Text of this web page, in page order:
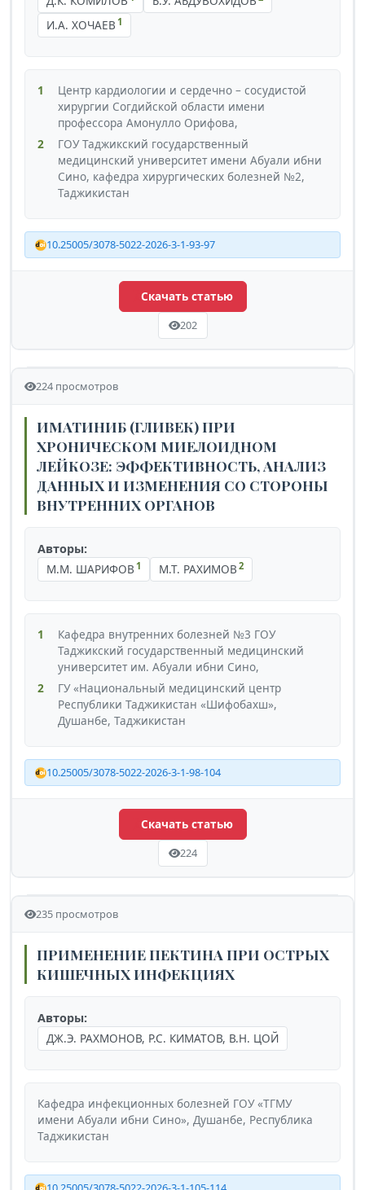
И.А. ХОЧАЕВ 1
1
Центр кардиологии и сердечно – сосудистой
хирургии Согдийской области имени
профессора Амонулло Орифова,
2
ГОУ Таджикский государственный
медицинский университет имени Абуали ибни
Сино, кафедра хирургических болезней №2,
Таджикистан
10.25005/3078-5022-2026-3-1-93-97
Скачать статью
202
224 просмотров
ИМАТИНИБ (ГЛИВЕК) ПРИ
ХРОНИЧЕСКОМ МИЕЛОИДНОМ
ЛЕЙКОЗЕ: ЭФФЕКТИВНОСТЬ, АНАЛИЗ
ДАННЫХ И ИЗМЕНЕНИЯ СО СТОРОНЫ
ВНУТРЕННИХ ОРГАНОВ
Авторы:
М.М. ШАРИФОВ 1 М.Т. РАХИМОВ 2
1
Кафедра внутренних болезней №3 ГОУ
Таджикский государственный медицинский
университет им. Абуали ибни Сино,
2
ГУ «Национальный медицинский центр
Республики Таджикистан «Шифобахш»,
Душанбе, Таджикистан
10.25005/3078-5022-2026-3-1-98-104
Скачать статью
224
235 просмотров
ПРИМЕНЕНИЕ ПЕКТИНА ПРИ ОСТРЫХ
КИШЕЧНЫХ ИНФЕКЦИЯХ
Авторы:
ДЖ.Э. РАХМОНОВ, Р.С. КИМАТОВ, В.Н. ЦОЙ
Кафедра инфекционных болезней ГОУ «ТГМУ
имени Абуали ибни Сино», Душанбе, Республика
Таджикистан